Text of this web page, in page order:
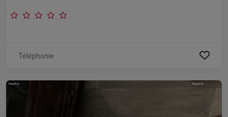
Téléphonie